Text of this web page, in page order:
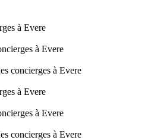
à Evere
à Evere
concierges à Evere
à Evere
à Evere
concierges à Evere